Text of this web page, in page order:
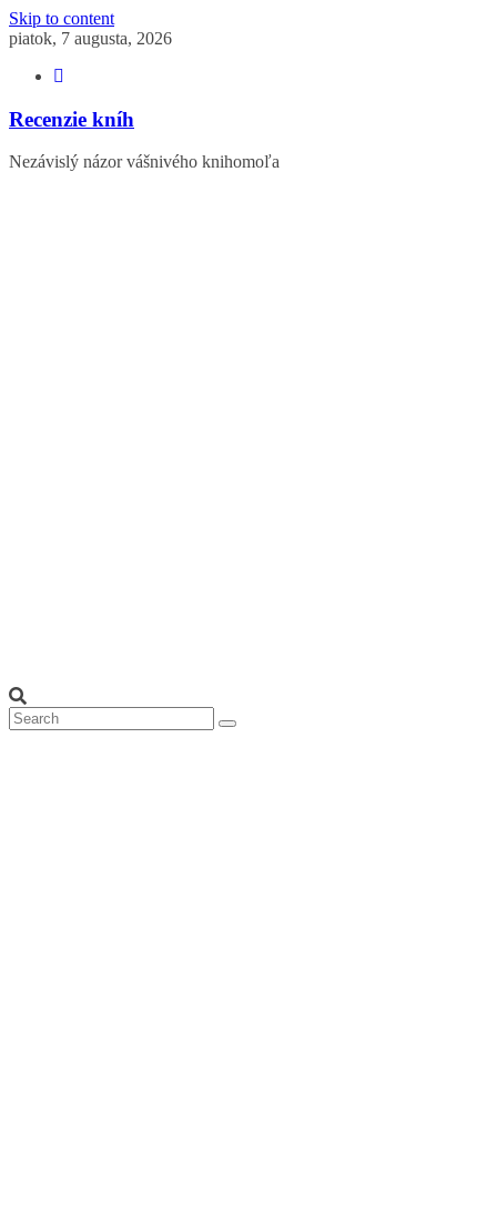
Skip to content
piatok, 7 augusta, 2026
Recenzie kníh
Nezávislý názor vášnivého knihomoľa